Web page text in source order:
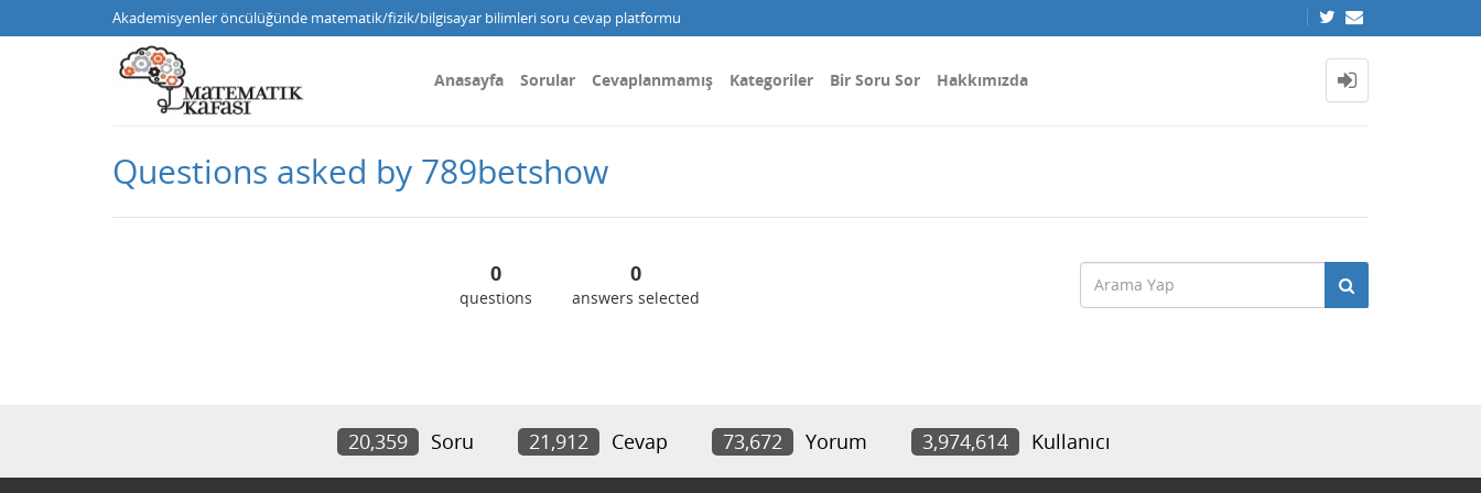
Akademisyenler öncülüğünde matematik/fizik/bilgisayar bilimleri soru cevap platformu
Anasayfa Sorular Cevaplanmamış Kategoriler Bir Soru Sor Hakkımızda
Questions asked by 789betshow
0
questions
0
answers selected
20,359 Soru 21,912 Cevap 73,672 Yorum 3,974,614 Kullanıcı